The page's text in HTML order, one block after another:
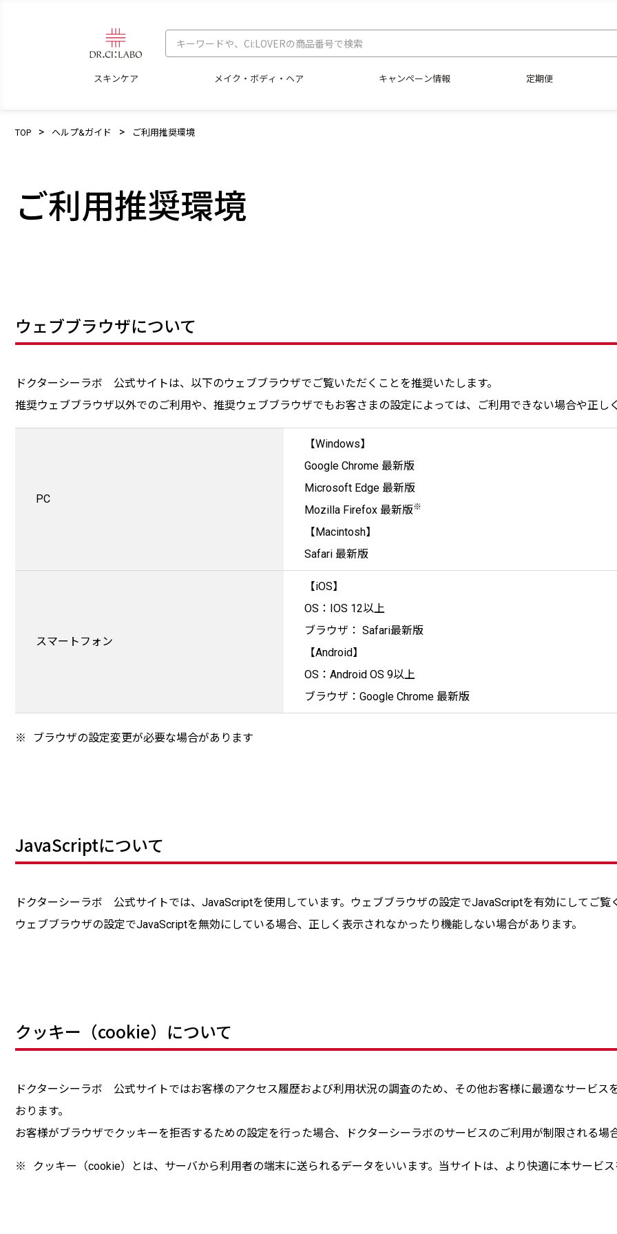
スキンケア メイク・ボディ・ヘア キャンペーン情報 定期便
TOP ヘルプ&ガイド ご利用推奨環境
ご利用推奨環境
ウェブブラウザについて
ドクターシーラボ 公式サイトは、以下のウェブブラウザでご覧いただくことを推奨いたします。
推奨ウェブブラウザ以外でのご利用や、推奨ウェブブラウザでもお客さまの設定によっては、ご利用できない場合や正し
PC
【Windows】
Google Chrome 最新版
Microsoft Edge 最新版
Mozilla Firefox 最新版※
【Macintosh】
Safari 最新版
スマートフォン
【iOS】
OS：IOS 12以上
ブラウザ： Safari最新版
【Android】
OS：Android OS 9以上
ブラウザ：Google Chrome 最新版
※ ブラウザの設定変更が必要な場合があります
JavaScriptについて
ドクターシーラボ 公式サイトでは、JavaScriptを使用しています。ウェブブラウザの設定でJavaScriptを有効にしてご覧
ウェブブラウザの設定でJavaScriptを無効にしている場合、正しく表示されなかったり機能しない場合があります。
クッキー（cookie）について
ドクターシーラボ 公式サイトではお客様のアクセス履歴および利用状況の調査のため、その他お客様に最適なサービス
おります。
お客様がブラウザでクッキーを拒否するための設定を行った場合、ドクターシーラボのサービスのご利用が制限される場合
※ クッキー（cookie）とは、サーバから利用者の端末に送られるデータをいいます。当サイトは、より快適に本サービ